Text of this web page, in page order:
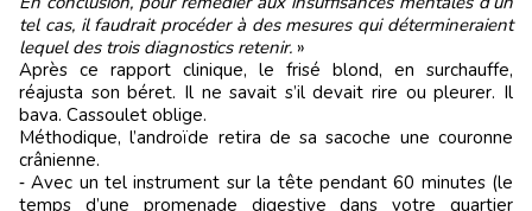
tel cas, il faudrait procéder à des mesures qui détermineraient
lequel des trois diagnostics retenir. »
Après ce rapport clinique, le frisé blond, en surchauffe,
réajusta son béret. Il ne savait s’il devait rire ou pleurer. Il
bava. Cassoulet oblige.
Méthodique, l’androïde retira de sa sacoche une couronne
crânienne.
‑ Avec un tel instrument sur la tête pendant 60 minutes (le
temps d’une promenade digestive dans votre quartier